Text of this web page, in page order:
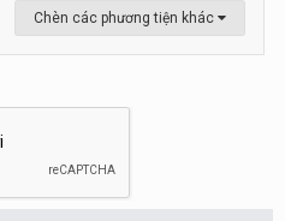
Chèn các phương tiện khác